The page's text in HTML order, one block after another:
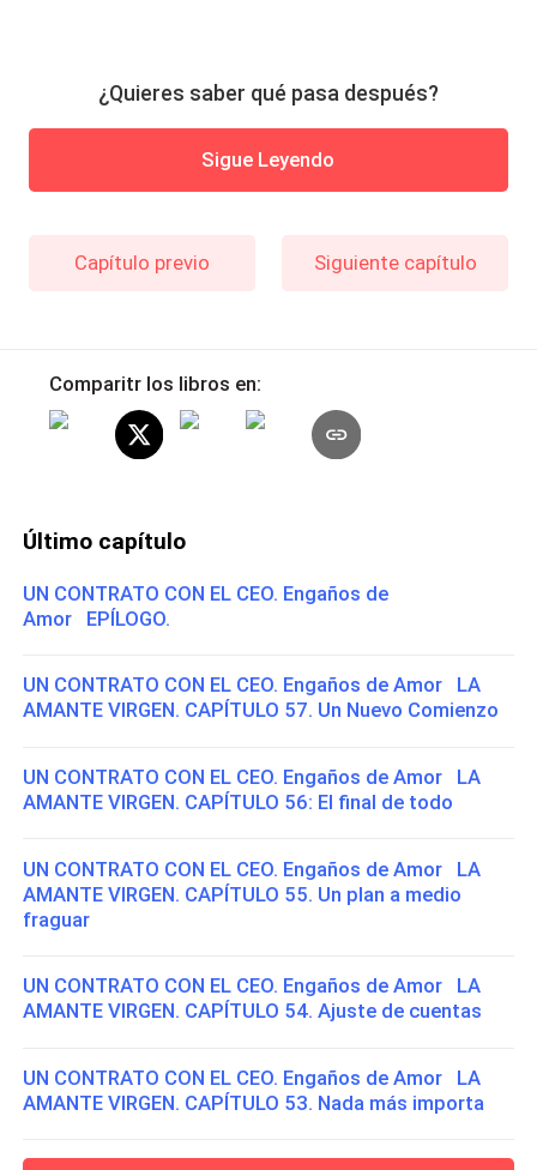
¿Quieres saber qué pasa después?
Sigue Leyendo
Capítulo previo Siguiente capítulo
Comparitr los libros en:
Último capítulo
UN CONTRATO CON EL CEO. Engaños de
Amor EPÍLOGO.
UN CONTRATO CON EL CEO. Engaños de Amor LA
AMANTE VIRGEN. CAPÍTULO 57. Un Nuevo Comienzo
UN CONTRATO CON EL CEO. Engaños de Amor LA
AMANTE VIRGEN. CAPÍTULO 56: El final de todo
UN CONTRATO CON EL CEO. Engaños de Amor LA
AMANTE VIRGEN. CAPÍTULO 55. Un plan a medio
fraguar
UN CONTRATO CON EL CEO. Engaños de Amor LA
AMANTE VIRGEN. CAPÍTULO 54. Ajuste de cuentas
UN CONTRATO CON EL CEO. Engaños de Amor LA
AMANTE VIRGEN. CAPÍTULO 53. Nada más importa